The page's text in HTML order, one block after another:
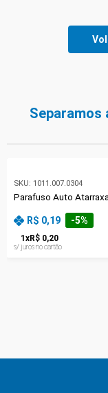
Separamos
SKU: 1011.007.0304
Parafuso Auto
R$ 0,19 -5%
1 xR$ 0,20
s/ juros no cartão